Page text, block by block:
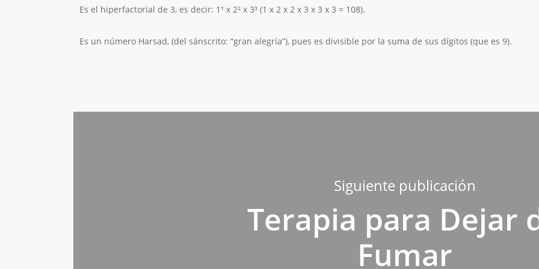
Es el hiperfactorial de 3, es decir: 1¹ x 2² x 3³ (1 x 2 x 2 x 3 x 3 x 3 = 108).
Es un número Harsad, (del sánscrito: “gran alegría”), pues es divisible por la suma de sus dígitos (que es 9).
Siguiente publicación
Terapia para Dejar
Fumar